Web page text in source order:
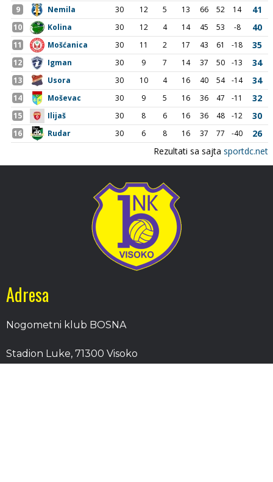
Adresa
Nogometni klub BOSNA
Stadion Luke, 71300 Visoko